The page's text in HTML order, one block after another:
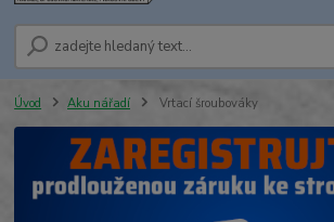
Úvod Aku nářadí Vrtací šroubováky